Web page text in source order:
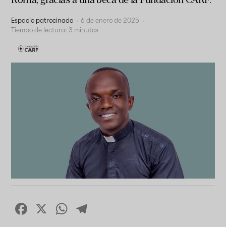
Espacio patrocinado · 6 de enero de 2025 ·
Tiempo de lectura: 3 minutos
Facebook
X WhatsApp